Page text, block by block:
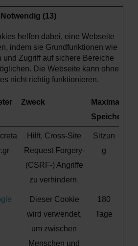
Notwendig (13)
helfen dabei, eine Webseite
indem sie Grundfunktionen wie
und Zugriff auf sichere Bereiche
Die Webseite kann ohne
nicht richtig funktionieren.
Zweck
Maximale
Hilft, Cross-Site
Request Forgery-
(CSRF-) Angriffe
zu verhindern.
Sitzun
g
Dieser Cookie
wird verwendet,
um zwischen
Menschen und
180
Tage